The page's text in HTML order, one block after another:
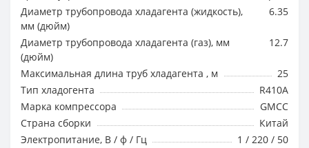
Диаметр трубопровода хладагента (жидкость),
мм (дюйм)
6.35
Диаметр трубопровода хладагента (газ), мм
(дюйм)
12.7
Максимальная длина труб хладагента , м
25
Тип хладогента
R410A
Марка компрессора
GMCC
Страна сборки
Китай
Электропитание, В / ф / Гц
1 / 220 / 50